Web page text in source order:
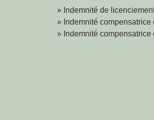
Indemnité de
Indemnité
Indemnité